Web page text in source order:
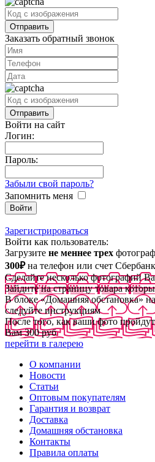
Заказать обратный звонок
Войти на сайт
Логин:
Пароль:
Забыли свой пароль?
Запомнить меня
Зарегистрироваться
Войти как пользователь:
Загрузите не меннее трех
300₽на телефон или счет
Сделайте несколько фотографий
Зайдите на страницу товара
В блоке «Домашняя обстановка»
следуйте инструкциям
После того, как ваши фото
Вам 300 руб
перейти в галерею
О компании
Новости
Статьи
Оптовым покупателям
Гарантия и возврат
Доставка
Домашняя обстановка
Контакты
Правила оплаты